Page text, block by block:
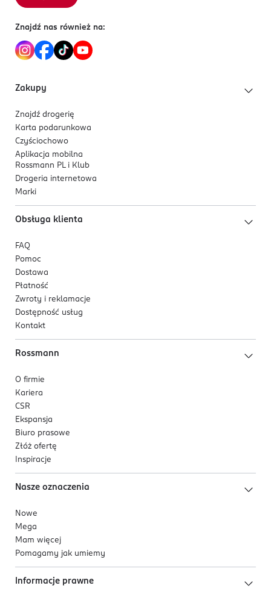
Znajdź nas również na:
Zakupy
Znajdź drogerię
Karta podarunkowa
Czyściochowo
Aplikacja mobilna
Rossmann PL i Klub
Drogeria internetowa
Marki
Obsługa klienta
FAQ
Pomoc
Dostawa
Płatność
Zwroty i reklamacje
Dostępność usług
Kontakt
Rossmann
O firmie
Kariera
CSR
Ekspansja
Biuro prasowe
Złóż ofertę
Inspiracje
Nasze oznaczenia
Nowe
Mega
Mam więcej
Pomagamy jak umiemy
Informacje prawne